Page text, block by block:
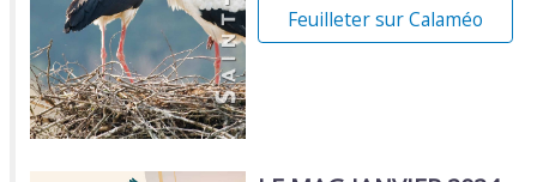
Feuilleter sur Calaméo